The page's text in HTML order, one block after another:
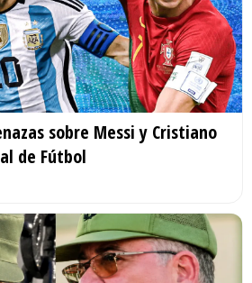
sobre Messi y Cristiano
de Fútbol